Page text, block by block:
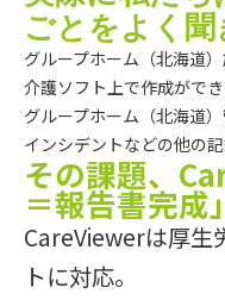
ごとをよく聞
グループホーム（北海道
介護ソフト上で作成がで
グループホーム（北海道
インシデントなどの他の
その課題、
＝報告書完成
CareViewerは厚生
トに対応。